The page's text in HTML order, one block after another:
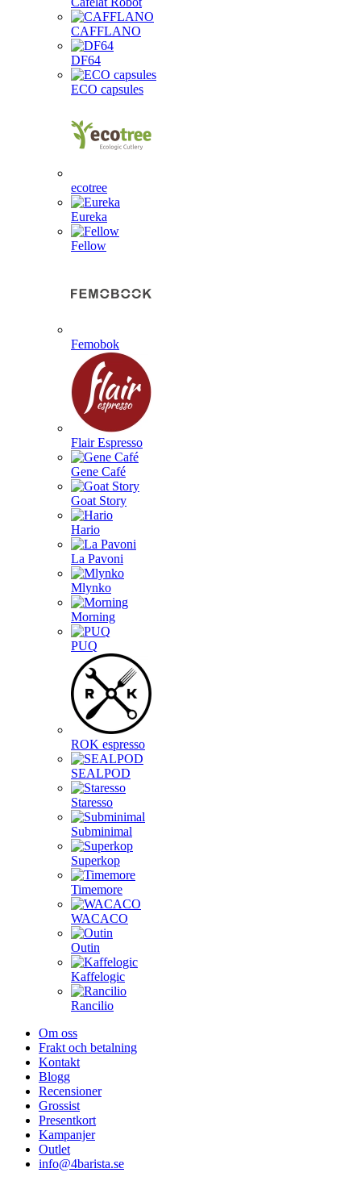
CAFFLANO
DF64
ECO capsules
ecotree
Eureka
Fellow
Femobok
Flair Espresso
Gene Café
Goat Story
Hario
La Pavoni
Mlynko
Morning
PUQ
ROK espresso
SEALPOD
Staresso
Subminimal
Superkop
Timemore
WACACO
Outin
Kaffelogic
Rancilio
Om oss
Frakt och betalning
Kontakt
Blogg
Recensioner
Grossist
Presentkort
Kampanjer
Outlet
info@4barista.se